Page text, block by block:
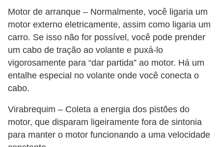
Motor de arranque – Normalmente, você ligaria um
motor externo eletricamente, assim como ligaria um
carro. Se isso não for possível, você pode prender
um cabo de tração ao volante e puxá-lo
vigorosamente para “dar partida” ao motor. Há um
entalhe especial no volante onde você conecta o
cabo.
Virabrequim – Coleta a energia dos pistões do
motor, que disparam ligeiramente fora de sintonia
para manter o motor funcionando a uma velocidade
i
t
o
o
t
s
e